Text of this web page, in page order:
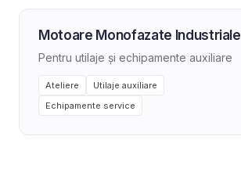
Motoare Monofazate Industriale
Pentru utilaje și echipamente auxiliare
Ateliere
Utilaje auxiliare
Echipamente service